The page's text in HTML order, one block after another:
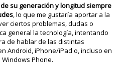
su generación y longitud siempre
, lo que me gustaría aportar a la
ciertos problemas, dudas o
general la tecnología, intentando
de hablar de las distintas
Android, iPhone/iPad o, incluso en
Phone.